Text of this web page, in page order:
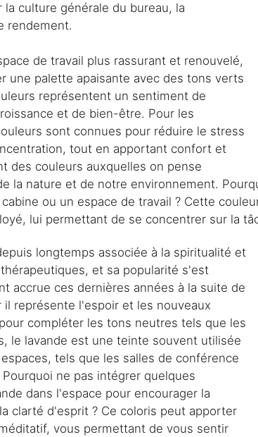
la culture générale du bureau, la
rendement.
de travail plus rassurant et renouvelé,
une palette apaisante avec des tons verts
représentent un sentiment de
et de bien-être. Pour les
sont connues pour réduire le stress
tout en apportant confort et
des couleurs auxquelles on pense
la nature et de notre environnement.
ou un espace de travail ? Cette
lui permettant de se concentrer sur la
longtemps associée à la spiritualité et
et sa popularité s'est
accrue ces dernières années à la suite de
il représente l'espoir et les nouveaux
compléter les tons neutres tels que les
le lavande est une teinte souvent utilisée
tels que les salles de conférence
ne pas intégrer quelques
dans l'espace pour encourager la
clarté d'esprit ? Ce coloris peut apporter
vous permettant de vous sentir